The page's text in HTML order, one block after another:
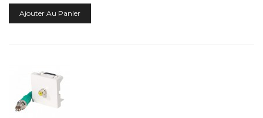
Ajouter Au Panier